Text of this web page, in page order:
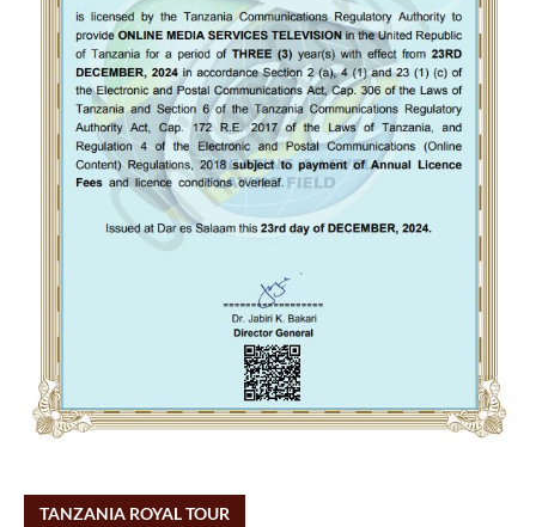
TANZANIA ROYAL TOUR